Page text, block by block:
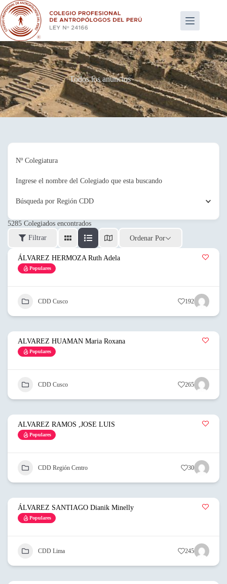
Saltar
al
contenido
Todos los anuncios
Nº Colegiatura
Ingrese el nombre del Colegiado que esta buscando
Búsqueda por Región CDD
5285 Colegiados encontrados
Filtrar
Ordenar Por
ÁLVAREZ HERMOZA Ruth Adela
Populares
CDD Cusco 192
ALVAREZ HUAMAN Maria Roxana
Populares
CDD Cusco 265
ALVAREZ RAMOS ,JOSE LUIS
Populares
CDD Región Centro 30
ÁLVAREZ SANTIAGO Dianik Minelly
Populares
CDD Lima 245